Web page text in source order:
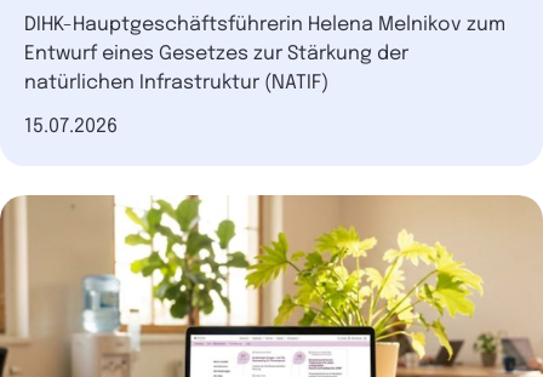
DIHK-Hauptgeschäftsführerin Helena Melnikov zum
Entwurf eines Gesetzes zur Stärkung der
natürlichen Infrastruktur (NATIF)
Datum der Veröffentlichung
15.07.2026